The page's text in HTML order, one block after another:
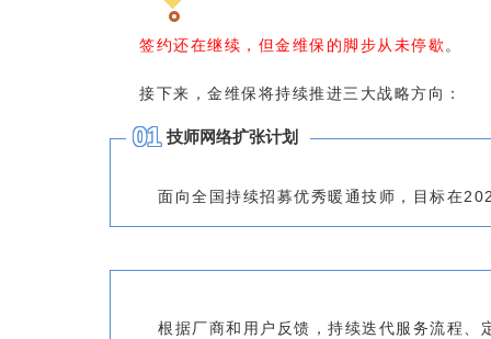
签约还在继续，但金维保的脚步从未停歇 。
接下来，金维保将持续推进三大战略方向：
01 技师网络扩张计划
面向全国持续招募优秀暖通技师，目标在
根据厂商和用户反馈，持续迭代服务流程